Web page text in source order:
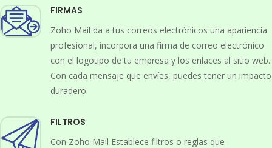
FIRMAS
Zoho Mail da a tus correos electrónicos una apariencia
profesional, incorpora una firma de correo electrónico
con el logotipo de tu empresa y los enlaces al sitio web.
Con cada mensaje que envíes, puedes tener un impacto
duradero.
FILTROS
Con Zoho Mail Establece filtros o reglas que